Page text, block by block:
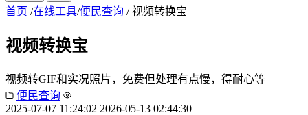
首页 /在线工具/便民查询 / 视频转换宝
视频转换宝
视频转GIF和实况照片，免费但处理有点慢，得耐心等
便民查询
2025-07-07 11:24:02 2026-05-13 02:44:30